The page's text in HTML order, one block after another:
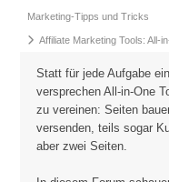
-
Du
hier:
Marketing-Tipps und Tricks
Affiliate Marketing Tools: All-
Statt für jede Aufgabe
versprechen All-in-One
zu vereinen: Seiten
versenden, teils sogar
aber zwei Seiten.